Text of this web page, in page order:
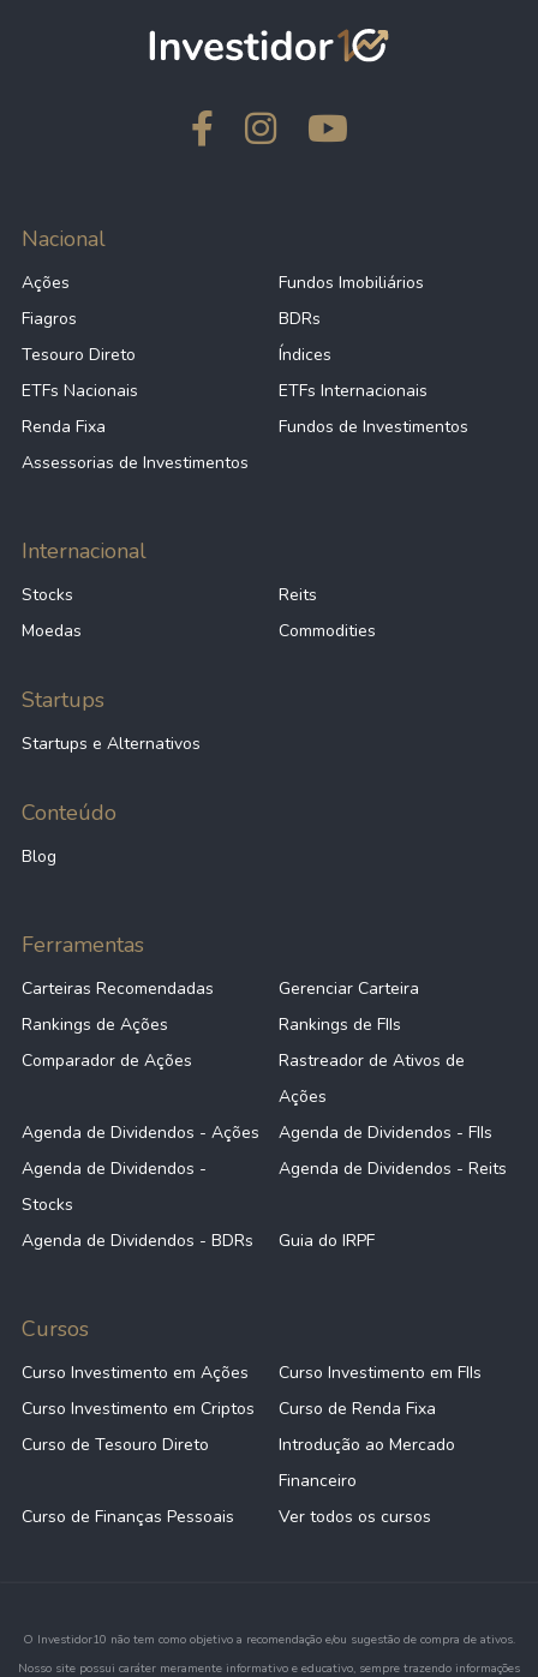
Nacional
Ações
Fundos Imobiliários
Fiagros
BDRs
Tesouro Direto
Índices
ETFs Nacionais
ETFs Internacionais
Renda Fixa
Fundos de Investimentos
Assessorias de Investimentos
Internacional
Stocks
Reits
Moedas
Commodities
Startups
Startups e Alternativos
Conteúdo
Blog
Ferramentas
Carteiras Recomendadas
Gerenciar Carteira
Rankings de Ações
Rankings de FIIs
Comparador de Ações
Rastreador de Ativos de
Ações
Agenda de Dividendos - Ações
Agenda de Dividendos - FIIs
Agenda de Dividendos -
Stocks
Agenda de Dividendos - Reits
Agenda de Dividendos - BDRs Guia do IRPF
Cursos
Curso Investimento em Ações
Curso Investimento em FIIs
Curso Investimento em Criptos
Curso de Renda Fixa
Curso de Tesouro Direto
Introdução ao Mercado
Financeiro
Curso de Finanças Pessoais
Ver todos os cursos
O Investidor10 não tem como objetivo a recomendação e/ou sugestão de compra de ativos.
Nosso site possui caráter meramente informativo e educativo, sempre trazendo informações